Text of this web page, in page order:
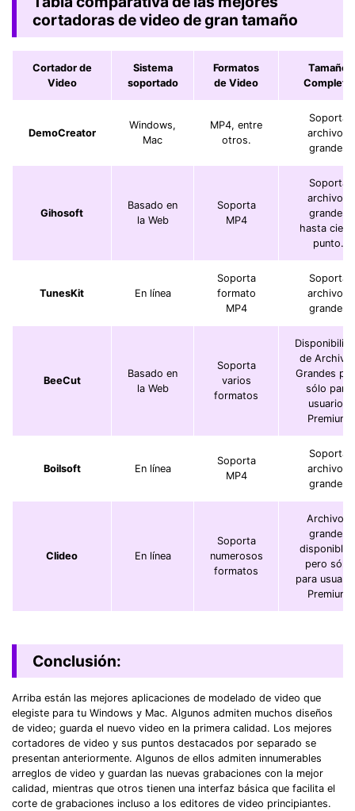
cortadoras de video de gran tamaño
Cortador de
Video
Sistema
soportado
Formatos
de Video
Tamaño
Completo
DemoCreator
Windows,
Mac
MP4, entre
otros.
Soporta
archivos
grandes
Gihosoft
Basado en
la Web
Soporta
MP4
Soporta
archivos
grandes
hasta
punto.
TunesKit En línea
Soporta
formato
MP4
Soporta
archivos
grandes
BeeCut
Basado en
la Web
Soporta
varios
formatos
de
Grandes
sólo para
usuarios
Premium
Boilsoft En línea
Soporta
MP4
Soporta
archivos
grandes
Clideo En línea
Soporta
numerosos
formatos
Archivos
grandes
pero sólo
para
Premium
Conclusión:
Arriba están las mejores aplicaciones de modelado de video que
elegiste para tu Windows y Mac. Algunos admiten muchos diseños
de video; guarda el nuevo video en la primera calidad. Los mejores
cortadores de video y sus puntos destacados por separado se
presentan anteriormente. Algunos de ellos admiten innumerables
arreglos de video y guardan las nuevas grabaciones con la mejor
calidad, mientras que otros tienen una interfaz básica que facilita el
corte de grabaciones incluso a los editores de video principiantes.